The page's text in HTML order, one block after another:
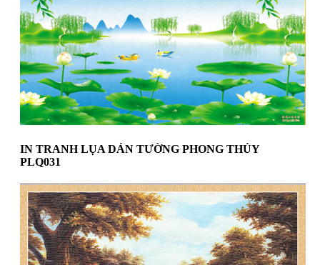
IN TRANH LỤA DÁN TƯỜNG PHONG THỦY
PLQ031